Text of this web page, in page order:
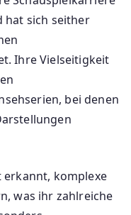
hat sich seither
Ihre Vielseitigkeit
bei denen
komplexe
was ihr zahlreiche